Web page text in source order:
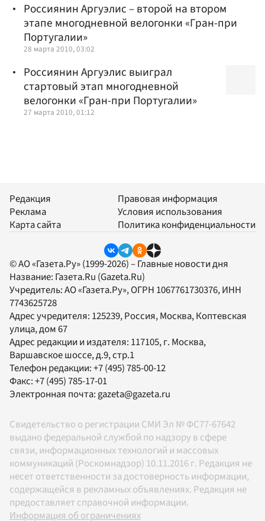
Россиянин Аргуэлис – второй на втором
этапе многодневной велогонки «Гран-при
Португалии»
28 марта 2010, 03:02
Россиянин Аргуэлис выиграл
стартовый этап многодневной
велогонки «Гран-при Португалии»
27 марта 2010, 01:12
Редакция
Реклама
Карта сайта
Правовая информация
Условия использования
Политика конфиденциальности
© АО «Газета.Ру» (1999-2026) – Главные новости дня
Название: Газета.Ru (Gazeta.Ru)
Учредитель:АО «Газета.Ру», ОГРН 1067761730376, ИНН
7743625728
Адрес учредителя: 125239, Россия, Москва, Коптевская
улица, дом 67
Адрес редакции и издателя: 117105, г. Москва,
Варшавское шоссе, д.9, стр.1
Телефон редакции:+7 (495) 785-00-12
Факс:+7 (495) 785-17-01
Электронная почта:gazeta@gazeta.ru
Свидетельство о регистрации СМИ Эл № ФС77-67642
выдано федеральной службой по надзору в сфере
связи, информационных технологий и массовых
коммуникаций (Роскомнадзор) 10.11.2016 г. Редакция не
несет ответственности за достоверность информации,
содержащейся в рекламных объявлениях. Редакция не
предоставляет справочной информации.
Информация об ограничениях